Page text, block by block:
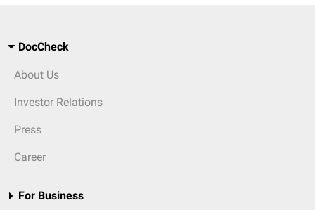
DocCheck
About Us
Investor Relations
Press
Career
For Business